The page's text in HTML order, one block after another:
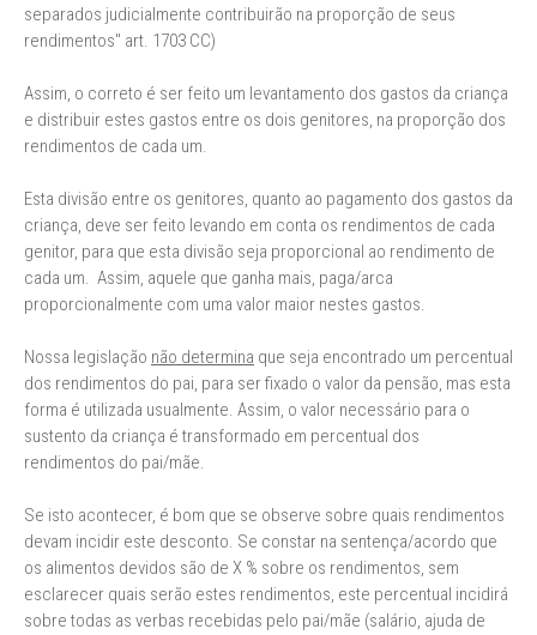
separados judicialmente contribuirão na proporção de seus
rendimentos" art. 1703 CC)
Assim, o correto é ser feito um levantamento dos gastos da criança
e distribuir estes gastos entre os dois genitores, na proporção dos
rendimentos de cada um.
Esta divisão entre os genitores, quanto ao pagamento dos gastos da
criança, deve ser feito levando em conta os rendimentos de cada
genitor, para que esta divisão seja proporcional ao rendimento de
cada um. Assim, aquele que ganha mais, paga/arca
proporcionalmente com uma valor maior nestes gastos.
Nossa legislação não determina que seja encontrado um percentual
dos rendimentos do pai, para ser fixado o valor da pensão, mas esta
forma é utilizada usualmente. Assim, o valor necessário para o
sustento da criança é transformado em percentual dos
rendimentos do pai/mãe.
Se isto acontecer, é bom que se observe sobre quais rendimentos
devam incidir este desconto. Se constar na sentença/acordo que
os alimentos devidos são de X % sobre os rendimentos, sem
esclarecer quais serão estes rendimentos, este percentual incidirá
sobre todas as verbas recebidas pelo pai/mãe (salário, ajuda de